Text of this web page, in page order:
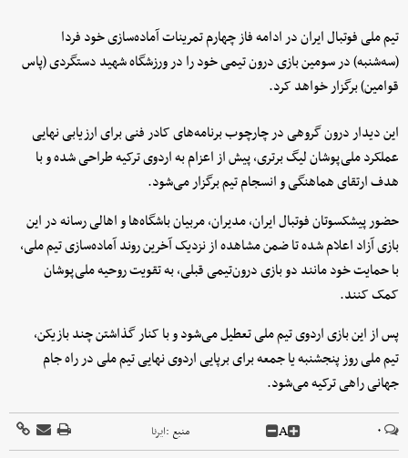
تیم ملی فوتبال ایران در ادامه فاز چهارم تمرینات آماده‌سازی خود فردا
(سه‌شنبه) در سومین بازی درون‌ تیمی خود را در ورزشگاه شهید دستگردی (پاس
قوامین) برگزار خواهد کرد.
این دیدار درون گروهی در چارچوب برنامه‌های کادر فنی برای ارزیابی نهایی
عملکرد ملی‌پوشان لیگ برتری، پیش از اعزام به اردوی ترکیه طراحی شده و با
هدف ارتقای هماهنگی و انسجام تیم برگزار می‌شود.
حضور پیشکسوتان فوتبال ایران، مدیران، مربیان باشگاه‌ها و اهالی رسانه در این
بازی آزاد اعلام شده تا ضمن مشاهده از نزدیک آخرین روند آماده‌سازی تیم ملی،
با حمایت خود مانند دو بازی درون‌تیمی قبلی، به تقویت روحیه ملی‌پوشان
کمک کنند.
پس از این بازی اردوی تیم ملی تعطیل می‌شود و با کنار گذاشتن چند بازیکن،
تیم ملی روز پنجشنبه یا جمعه برای برپایی اردوی نهایی تیم ملی در راه جام
جهانی راهی ترکیه می‌شود.
۰ A منبع :ایرنا